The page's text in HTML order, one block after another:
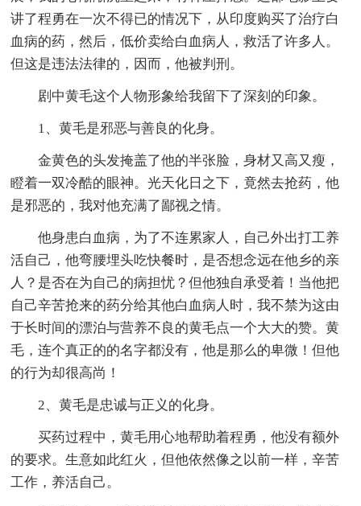
讲了程勇在一次不得已的情况下，从印度购买了治疗白
血病的药，然后，低价卖给白血病人，救活了许多人。
但这是违法法律的，因而，他被判刑。
剧中黄毛这个人物形象给我留下了深刻的印象。
1、黄毛是邪恶与善良的化身。
金黄色的头发掩盖了他的半张脸，身材又高又瘦，
瞪着一双冷酷的眼神。光天化日之下，竟然去抢药，他
是邪恶的，我对他充满了鄙视之情。
他身患白血病，为了不连累家人，自己外出打工养
活自己，他弯腰埋头吃快餐时，是否想念远在他乡的亲
人？是否在为自己的病担忧？但他独自承受着！当他把
自己辛苦抢来的药分给其他白血病人时，我不禁为这由
于长时间的漂泊与营养不良的黄毛点一个大大的赞。黄
毛，连个真正的的名字都没有，他是那么的卑微！但他
的行为却很高尚！
2、黄毛是忠诚与正义的化身。
买药过程中，黄毛用心地帮助着程勇，他没有额外
的要求。生意如此红火，但他依然像之以前一样，辛苦
工作，养活自己。